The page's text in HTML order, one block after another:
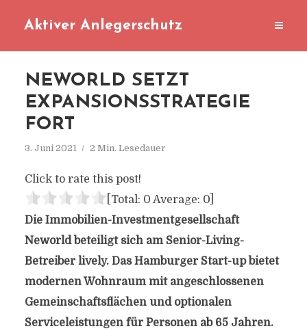
Aktiver Anlegerschutz
NEWORLD SETZT
EXPANSIONSSTRATEGIE
FORT
3. Juni 2021 2 Min. Lesedauer
Click to rate this post!
[Total: 0 Average: 0]
Die Immobilien-Investmentgesellschaft
Neworld beteiligt sich am Senior-Living-
Betreiber lively. Das Hamburger Start-up bietet
modernen Wohnraum mit angeschlossenen
Gemeinschaftsflächen und optionalen
Serviceleistungen für Personen ab 65 Jahren.